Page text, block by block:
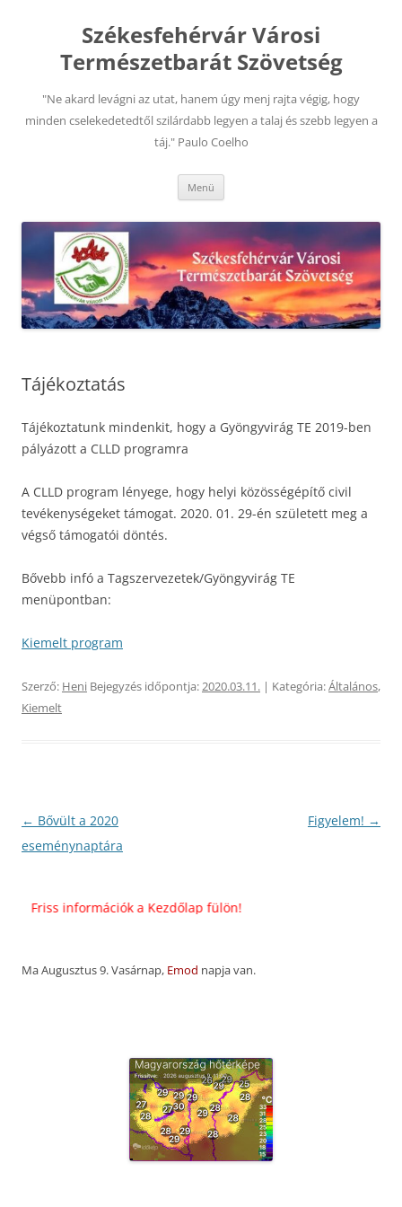
tartalombaSzékesfehérvár Városi
Természetbarát Szövetség
"Ne akard levágni az utat, hanem úgy menj rajta végig, hogy
minden cselekedetedtől szilárdabb legyen a talaj és szebb legyen a
táj." Paulo Coelho
Menü
Tájékoztatás
Tájékoztatunk mindenkit, hogy a Gyöngyvirág TE 2019-ben
pályázott a CLLD programra
A CLLD program lényege, hogy helyi közösségépítő civil
tevékenységeket támogat. 2020. 01. 29-én született meg a
végső támogatói döntés.
Bővebb infó a Tagszervezetek/Gyöngyvirág TE
menüpontban:
Kiemelt program
Szerző: Heni Bejegyzés időpontja: 2020.03.11. | Kategória:Általános,
Kiemelt
Bejegyzés
navigáció
← Bővült a 2020
eseménynaptára
Figyelem! →
Friss információk a Kezdőlap fülön!
Ma Augusztus 9. Vasárnap, Emod napja van.